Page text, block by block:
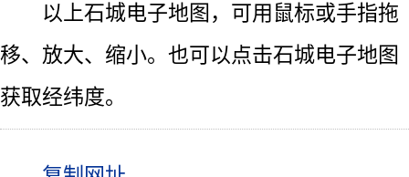
以上石城电子地图，可用鼠标或手指拖
移、放大、缩小。也可以点击石城电子地图
获取经纬度。